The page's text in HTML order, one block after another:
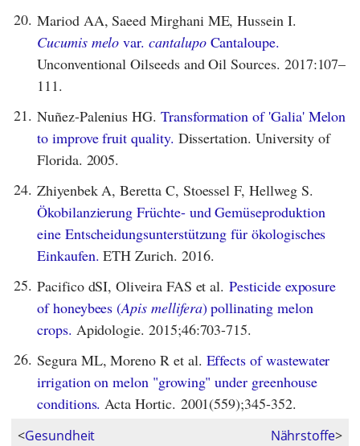
20. Mariod AA, Saeed Mirghani ME, Hussein I.
Cucumis melo var.cantalupoCantaloupe.
Unconventional Oilseeds and Oil Sources. 2017:107–
111.
21. Nuñez-Palenius HG. Transformation of 'Galia' Melon
to improve fruit quality. Dissertation. University of
Florida. 2005.
24. Zhiyenbek A, Beretta C, Stoessel F, Hellweg S.
Ökobilanzierung Früchte- und Gemüseproduktion
eine Entscheidungsunterstützung für ökologisches
Einkaufen. ETH Zurich. 2016.
25. Pacifico dSI, Oliveira FAS et al.Pesticide exposure
of honeybees (Apis mellifera) pollinating melon
crops. Apidologie. 2015;46:703-715.
26. Segura ML, Moreno R et al. Effects of wastewater
irrigation on melon "growing" under greenhouse
conditions. Acta Hortic. 2001(559);345-352.
<Gesundheit Nährstoffe>